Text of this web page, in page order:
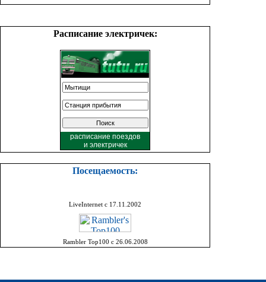
Расписание электричек:
расписание поездов
и электричек
Посещаемость:
LiveInternet с 17.11.2002
Rambler Top100 с 26.06.2008